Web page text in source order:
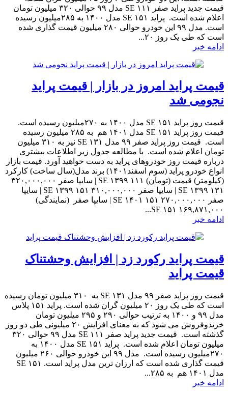
قیمت جدید پراید صفر ۱۱۱ SE مدل ۹۹ حوالی ۳۲۰ میلیون تومان
اعلام شده است. پراید ۱۵۱ SE مدل ۱۴۰۰ به ۲۸۵میلیون رسیده
است. مدل ۹۹ این خودرو حوالی ۲۸۰ میلیون قیمت گذاری شده
است که طی یک روز ۲۰...
ادامه خبر
قیمت پراید امروز در بازار | قیمت پراید
نجومی شد
قیمت روز پراید ۱۵۱ SE مدل ۱۴۰۰ به ۲۷۰میلیون رسیده است.
قیمت روز پراید ۱۵۱ SE مدل ۱۴۰۱ هم به ۲۸۵ میلیون رسیده
است. قیمت روز پراید صفر ۹۹ مدل ۱۳۱ SE نیز به ۳۱۰ میلیون
تومان اعلام شده است. با مطالعه جدول زیر اطلاعات بیشتری
درباره قیمت روز خودروهای پراید به دست خواهید آورد. قیمت بازار
انواع خودرو پراید (سوم اسفند۱۴۰۱) برند مدل(سال ساخت) کارکرد
(کیلومتر) قیمت (تومان) ۱۱۱ SE ۱۳۹۹ | سایپا صفر ۳۲۰,۰۰۰,۰۰۰
۱۳۱ SE ۱۳۹۹ | سایپا صفر ۳۱۰,۰۰۰,۰۰۰ ۱۵۱ SE ۱۳۹۹ | سایپا
صفر ۲۷۰,۰۰۰,۰۰۰ ۱۵۱ SE ۱۴۰۱ | سایپا صفر (نمایندگی)
۱۶۹,۸۷۱,۰۰۰ ۱۵۱ SE...
ادامه خبر
قیمت پراید رکورد زد | افزایش وحشتناک
قیمت پراید
قیمت روز پراید صفر ۹۹ مدل ۱۳۱ SE به ۳۱۰ میلیون تومان رسیده
است که طی یک روز ۲۰ میلیون گران شده است. پراید ۱۵۱ پلاس
مدل ۹۹ و ۱۴۰۰ به ترتیب حوالی ۲۹۰ و ۲۹۵ میلیون تومان
خریدوفروش می شود که به معنای افزایش ۲۰ میلیونی طی دو روز
گذشته است. قیمت جدید پراید صفر ۱۱۱ SE مدل ۹۹ حوالی ۳۲۰
میلیون تومان اعلام شده است. پراید ۱۵۱ SE مدل ۱۴۰۰ به
۲۷۰میلیون رسیده است. مدل ۹۹ این خودرو حوالی ۲۶۰ میلیون
قیمت گذاری شده است که ارزان ترین مدل پراید است. ۱۵۱ SE
مدل ۱۴۰۱ هم به ۲۸۵...
ادامه خبر